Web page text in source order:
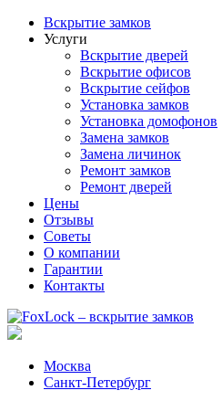
Вскрытие замков
Услуги
Вскрытие дверей
Вскрытие офисов
Вскрытие сейфов
Установка замков
Установка домофонов
Замена замков
Замена личинок
Ремонт замков
Ремонт дверей
Цены
Отзывы
Советы
О компании
Гарантии
Контакты
Москва
Санкт-Петербург